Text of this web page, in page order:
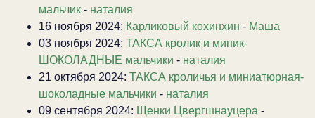
мальчик - наталия
16 ноября 2024: Карликовый кохинхин - Маша
03 ноября 2024: ТАКСА кролик и миник-
ШОКОЛАДНЫЕ мальчики - наталия
21 октября 2024: ТАКСА кроличья и миниатюрная-
шоколадные мальчики - наталия
09 сентября 2024: Щенки Цвергшнауцера -